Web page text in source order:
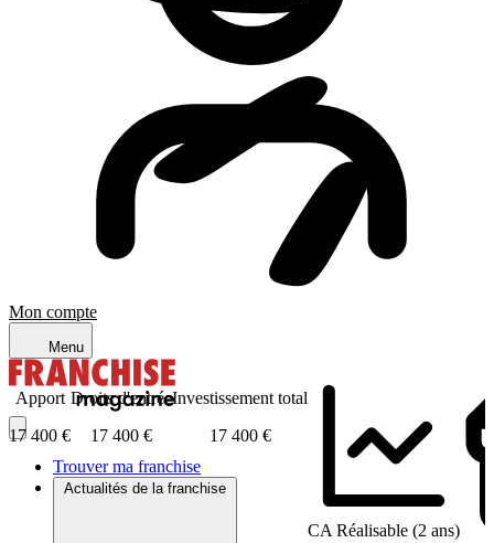
Mon compte
Menu
Trouver ma franchise
Actualités de la franchise
Apport
17 400 €
Droits d'entrée
17 400 €
Investissement total
17 400 €
CA Réalisable (2 ans)